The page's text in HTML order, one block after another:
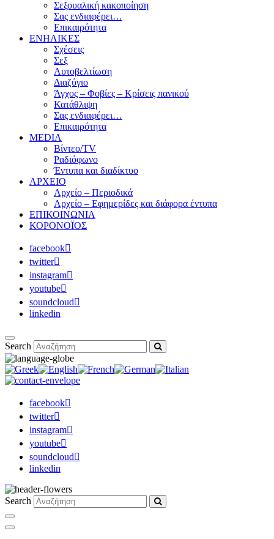
Σεξουαλική κακοποίηση
Σας ενδιαφέρει…
Επικαιρότητα
ΕΝΗΛΙΚΕΣ
Σχέσεις
Σεξ
Αυτοβελτίωση
Διαζύγιο
Άγχος – Φοβίες – Κρίσεις πανικού
Κατάθλιψη
Σας ενδιαφέρει…
Επικαιρότητα
MEDIA
Βίντεο/TV
Ραδιόφωνο
Έντυπα και διαδίκτυο
ΑΡΧΕΙΟ
Αρχείο – Περιοδικά
Αρχείο – Εφημερίδες και διάφορα έντυπα
ΕΠΙΚΟΙΝΩΝΙΑ
ΚΟΡΟΝΟΪΟΣ
facebook
twitter
instagram
youtube
soundcloud
linkedin
Search
facebook
twitter
instagram
youtube
soundcloud
linkedin
Search